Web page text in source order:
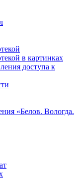
в картинках
доступа к
«Белов. Вологда.